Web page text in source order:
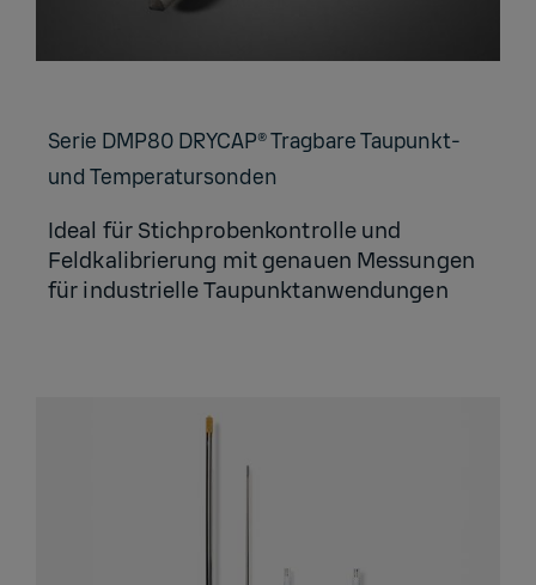
Serie DMP80 DRYCAP® Trag­ba­re Tau­punkt-
und Tem­pe­ra­tur­son­den
Ideal für Stichprobenkontrolle und
Feldkalibrierung mit genauen Messungen
für industrielle Taupunktanwendungen